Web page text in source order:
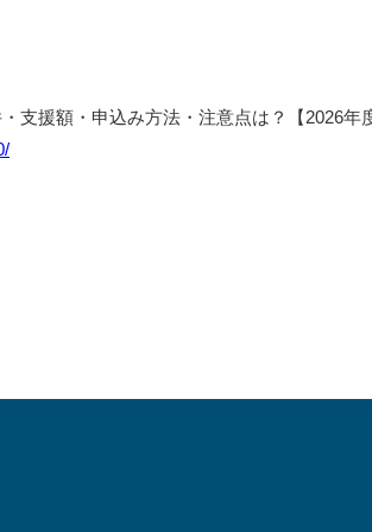
支援額・申込み方法・注意点は？【2026年